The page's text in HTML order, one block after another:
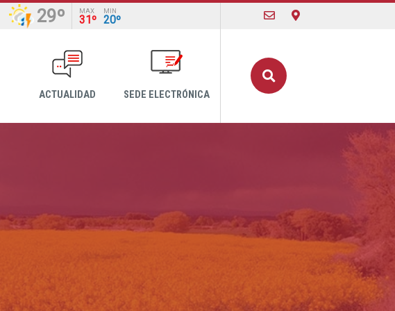
29º MAX
31º
MIN
20º
ACTUALIDAD SEDE ELECTRÓNICA